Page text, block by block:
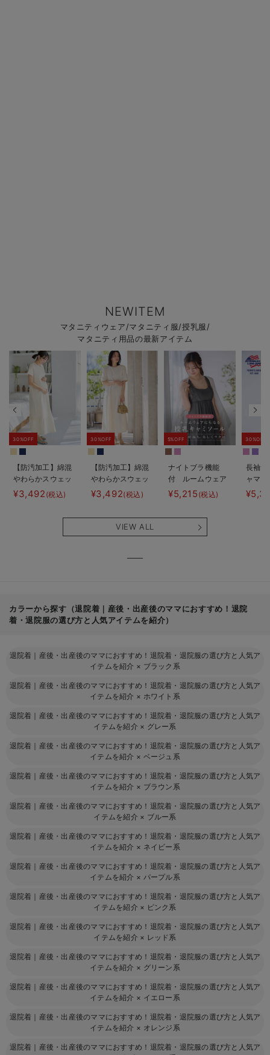
NEWITEM
マタニティウェア/マタニティ服/授乳服/
マタニティ用品の最新アイテム
30%OFF
【防汚加工】綿混
やわらかスウェッ
ト半袖ティアード
ネグリジェ マタ
¥3,492 (税込)
30%OFF
【防汚加工】綿混
やわらかスウェッ
ト半袖フレアワン
ピース マタニテ
も長く使える】
¥3,492(税込)
5%OFF
ナイトブラ機能
付 ルームウェア
にもなる授乳キャ
ミソール
¥5,215 (税込)
30%OFF
長袖サ
ャマ
ェー
VIEW ALL
カラーから探す（退院着｜産後・出産後のママにおすすめ！退院
着・退院服の選び方と人気アイテムを紹介）
退院着｜産後・出産後のママにおすすめ！退院着・退院服の選び方と人気ア
イテムを紹介 × ブラック系
退院着｜産後・出産後のママにおすすめ！退院着・退院服の選び方と人気ア
イテムを紹介 × ホワイト系
退院着｜産後・出産後のママにおすすめ！退院着・退院服の選び方と人気ア
イテムを紹介 × グレー系
退院着｜産後・出産後のママにおすすめ！退院着・退院服の選び方と人気ア
イテムを紹介 × ベージュ系
退院着｜産後・出産後のママにおすすめ！退院着・退院服の選び方と人気ア
イテムを紹介 × ブラウン系
退院着｜産後・出産後のママにおすすめ！退院着・退院服の選び方と人気ア
イテムを紹介 × ブルー系
退院着｜産後・出産後のママにおすすめ！退院着・退院服の選び方と人気ア
イテムを紹介 × ネイビー系
退院着｜産後・出産後のママにおすすめ！退院着・退院服の選び方と人気ア
イテムを紹介 × パープル系
退院着｜産後・出産後のママにおすすめ！退院着・退院服の選び方と人気ア
イテムを紹介 × ピンク系
退院着｜産後・出産後のママにおすすめ！退院着・退院服の選び方と人気ア
イテムを紹介 × レッド系
退院着｜産後・出産後のママにおすすめ！退院着・退院服の選び方と人気ア
イテムを紹介 × グリーン系
退院着｜産後・出産後のママにおすすめ！退院着・退院服の選び方と人気ア
イテムを紹介 × イエロー系
退院着｜産後・出産後のママにおすすめ！退院着・退院服の選び方と人気ア
イテムを紹介 × オレンジ系
退院着｜産後・出産後のママにおすすめ！退院着・退院服の選び方と人気ア